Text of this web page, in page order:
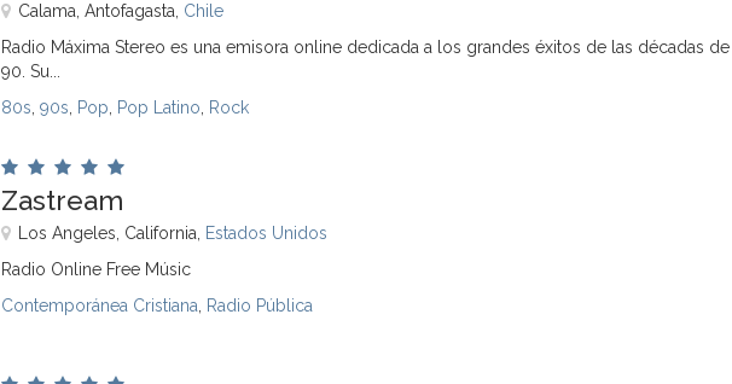
Calama, Antofagasta, Chile
Radio Máxima Stereo es una emisora online dedicada a los grandes éxitos de las décadas
90. Su...
80s 90s Pop Pop Latino Rock
Zastream
Los Angeles, California,
Estados Unidos
Radio Online Free Músic
Contemporánea Cristiana
Radio Pública